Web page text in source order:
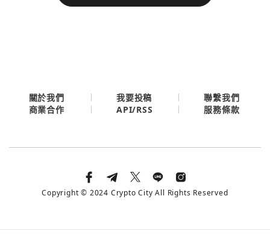
關於我們 我要投稿
聯繫我們
商業合作
API/RSS 服務條款
Copyright © 2024 Crypto City All Rights Reserved